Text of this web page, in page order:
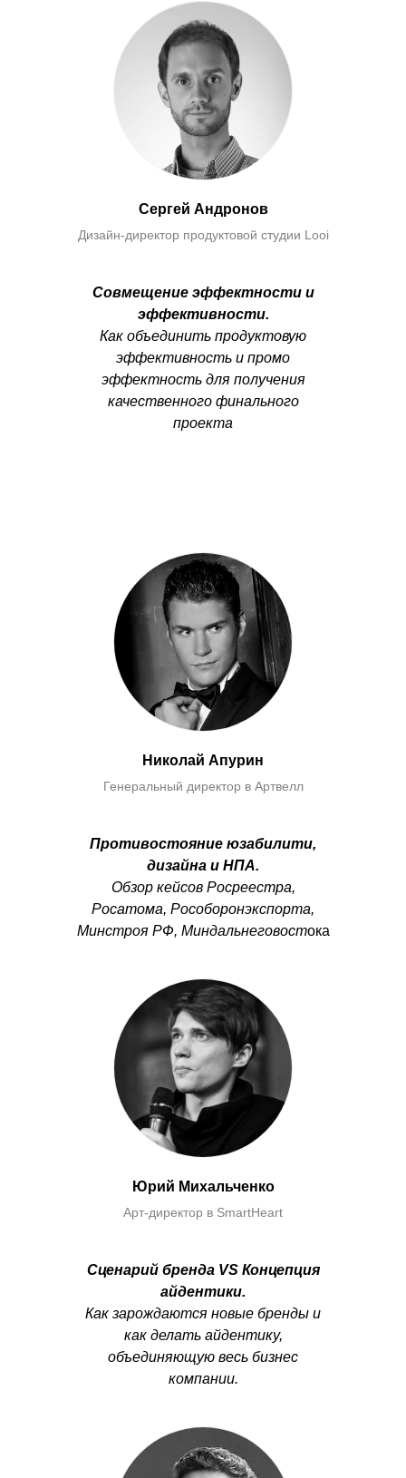
Сергей Андронов
Дизайн-директор продуктовой студии Looi
Совмещение эффектности и
эффективности.
Как объединить продуктовую
эффективность и промо
эффектность для получения
качественного финального
проекта
Николай Апурин
Генеральный директор в Артвелл
Противостояние юзабилити,
дизайна и НПА.
Обзор кейсов Росреестра,
Росатома, Рособоронэкспорта,
Минстроя РФ, Миндальнеговостока
Юрий Михальченко
Арт-директор в SmartHeart
Сценарий бренда VS Концепция
айдентики.
Как зарождаются новые бренды и
как делать айдентику,
объединяющую весь бизнес
компании.